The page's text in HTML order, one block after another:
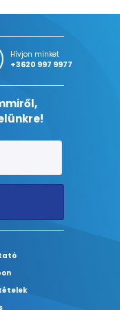
Hívjon minket
+3620 997 9977